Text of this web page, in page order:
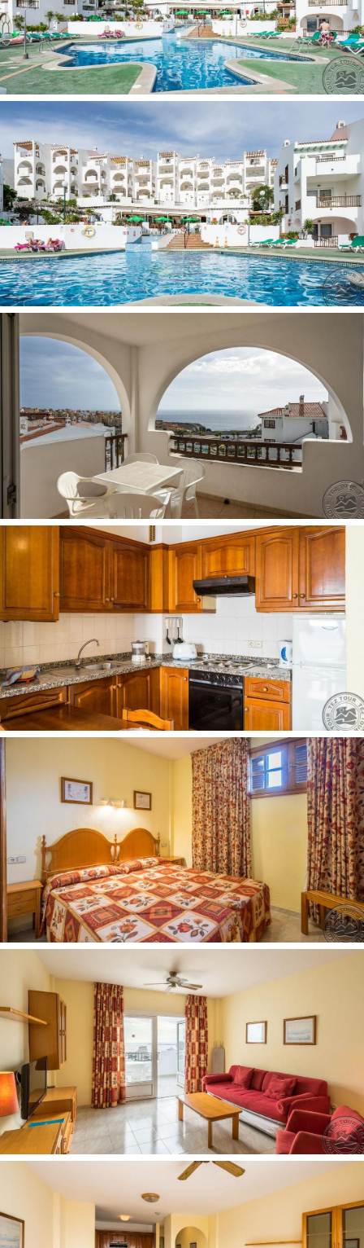
teniso kortas:už papildomą mokestį
biliardas:už papildomą mokestį
skvošas:už papildomą mokestį
stalo tenisas
petankas
žaidimų kambarys:už papildomą mokestį
paplūdimio tinklinis:nemokamai
vakariniai renginiai
Paplūdimys:
smėlio
paplūdimyje: skėčiai, gultai už papildomą mokestį
miesto
paplūdimio rankšluosčiai: už užstatą
Kontaktai:
Adresas: Calle el Jable, 39, 38678 Callao Salvaje, Santa
Cruz de Tenerife, Ispanija
Telefonas: +34922740376
Internetinė svetainė
www.blueseahotels.com